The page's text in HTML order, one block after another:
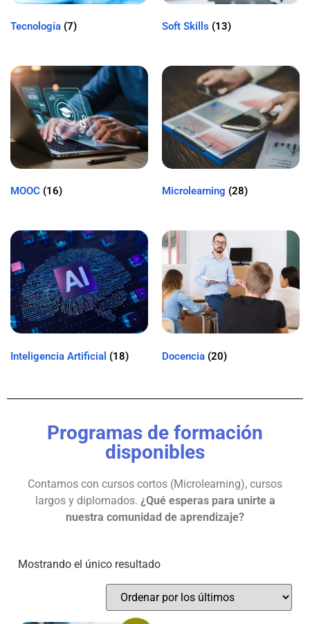
Tecnología (7) Soft Skills (13)
MOOC (16) Microlearning (28)
Inteligencia Artificial (18) Docencia (20)
Programas de formación
disponibles
Contamos con cursos cortos (Microlearning), cursos
largos y diplomados. ¿Qué esperas para unirte a
nuestra comunidad de aprendizaje?
Mostrando el único resultado